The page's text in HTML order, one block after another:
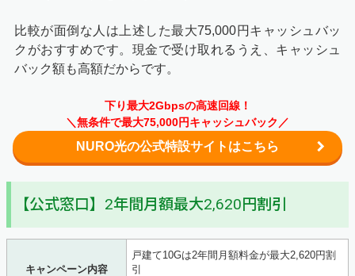
比較が面倒な人は上述した最大75,000円キャッシュバッ
クがおすすめです。現金で受け取れるうえ、キャッシュ
バック額も高額だからです。
下り最大2Gbpsの高速回線！
＼無条件で最大75,000円キャッシュバック／
NURO光の公式特設サイトはこちら
【公式窓口】2年間月額最大2,620円割引
キャンペーン内容
戸建て10Gは2年間月額料金が最大2,620円割
引